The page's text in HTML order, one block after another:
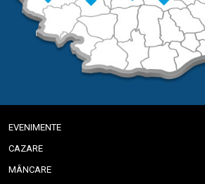
EVENIMENTE
CAZARE
MÂNCARE